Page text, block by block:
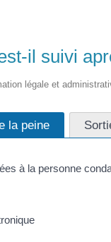
il suivi
légale et
la peine
à la personne